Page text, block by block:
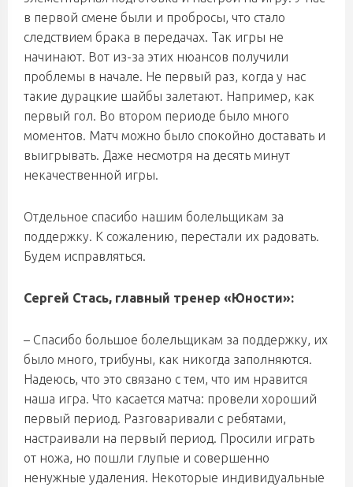
в первой смене были и пробросы, что стало
следствием брака в передачах. Так игры не
начинают. Вот из-за этих нюансов получили
проблемы в начале. Не первый раз, когда у нас
такие дурацкие шайбы залетают. Например, как
первый гол. Во втором периоде было много
моментов. Матч можно было спокойно доставать и
выигрывать. Даже несмотря на десять минут
некачественной игры.
Отдельное спасибо нашим болельщикам за
поддержку. К сожалению, перестали их радовать.
Будем исправляться.
Сергей Стась, главный тренер «Юности»:
– Спасибо большое болельщикам за поддержку, их
было много, трибуны, как никогда заполняются.
Надеюсь, что это связано с тем, что им нравится
наша игра. Что касается матча: провели хороший
первый период. Разговаривали с ребятами,
настраивали на первый период. Просили играть
от ножа, но пошли глупые и совершенно
ненужные удаления. Некоторые индивидуальные